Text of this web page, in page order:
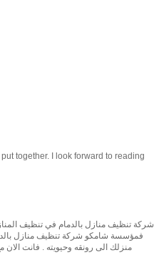
together. I look forward to reading
شركة تنظيف منازل بالدمام في تنظيف
فمؤسسة شامكو شركة تنظيف منازل
منزلك الى رونقه وحيويته . فانت